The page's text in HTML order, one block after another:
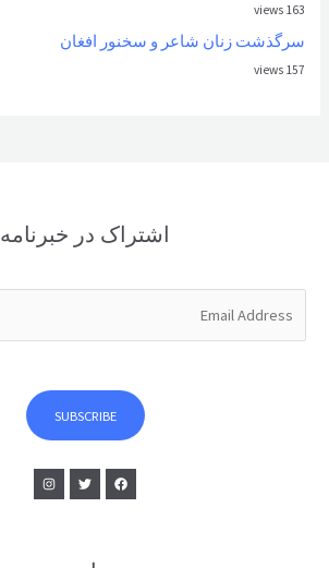
163 views
سرگذشت زنان شاعر و سخنور افغان
157 views
اشتراک در خبرنامه
SUBSCRIBE